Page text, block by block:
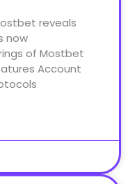
reveals
now
of Mostbet
Account